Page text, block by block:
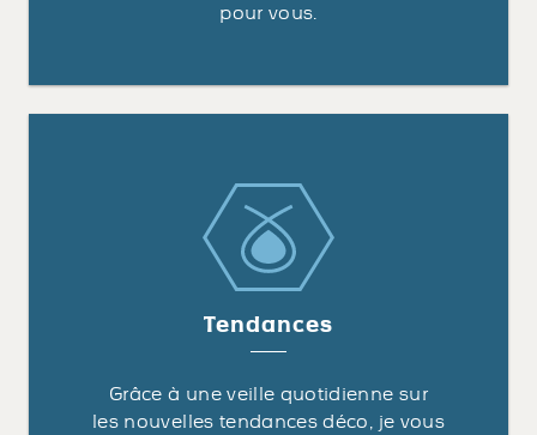
pour vous.
Tendances
Grâce à une veille quotidienne sur
les nouvelles tendances déco, je vous